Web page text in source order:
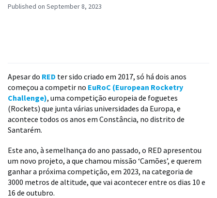
Published on September 8, 2023
Apesar do RED ter sido criado em 2017, só há dois anos
começou a competir no EuRoC (European Rocketry
Challenge), uma competição europeia de foguetes
(Rockets) que junta várias universidades da Europa, e
acontece todos os anos em Constância, no distrito de
Santarém.
Este ano, à semelhança do ano passado, o RED apresentou
um novo projeto, a que chamou missão ‘Camões’, e querem
ganhar a próxima competição, em 2023, na categoria de
3000 metros de altitude, que vai acontecer entre os dias 10 e
16 de outubro.